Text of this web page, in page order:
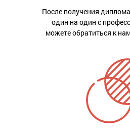
После получения
один на один с
можете обратиться к